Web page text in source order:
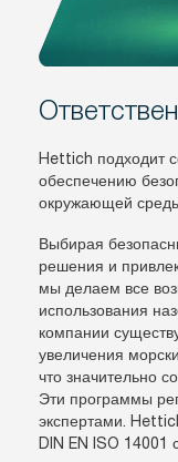
Hettich подходит
обеспечению
окружающей
Выбирая
решения и
мы делаем все
использования
компании
увеличения
что значительно
Эти программы
экспертами.
DIN EN ISO 14001